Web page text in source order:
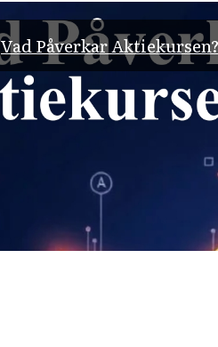
Vad Påverkar